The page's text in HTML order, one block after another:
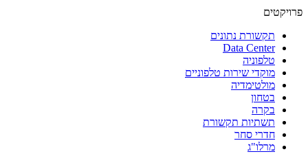
פרויקטים
תקשורת נתונים
Data Center
טלפוניה
מוקדי שירות טלפוניים
מולטימדיה
בטחון
בקרה
תשתיות תקשורת
חדרי סחר
מרלו"ג